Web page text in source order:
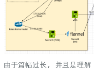
由于篇幅过长, 并且是理